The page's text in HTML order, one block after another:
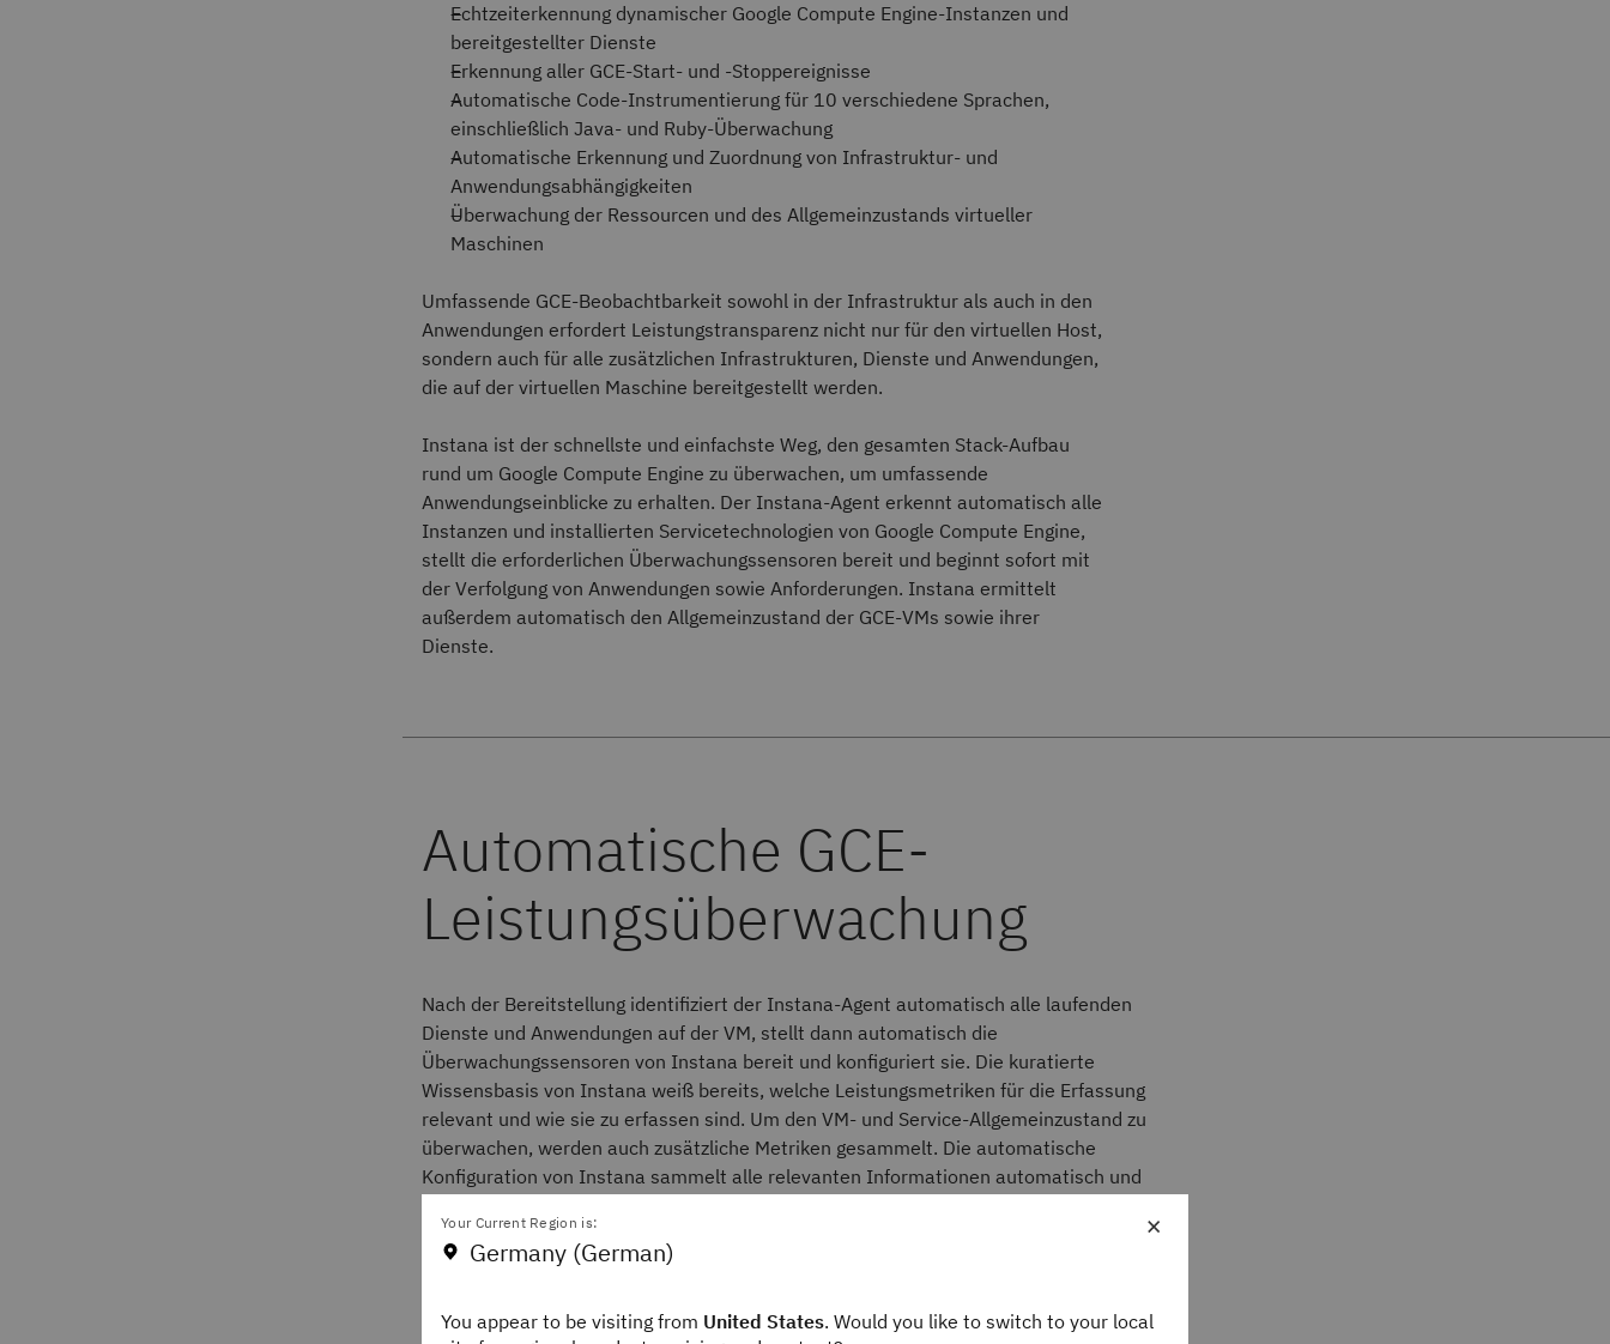
Echtzeiterkennung dynamischer Google Compute Engine-Instanzen und
bereitgestellter Dienste
Erkennung aller GCE-Start- und -Stoppereignisse
Automatische Code-Instrumentierung für 10 verschiedene Sprachen,
einschließlich Java- und Ruby-Überwachung
Automatische Erkennung und Zuordnung von Infrastruktur- und
Anwendungsabhängigkeiten
Überwachung der Ressourcen und des Allgemeinzustands virtueller
Maschinen
Umfassende GCE-Beobachtbarkeit sowohl in der Infrastruktur als auch in den
Anwendungen erfordert Leistungstransparenz nicht nur für den virtuellen Host,
sondern auch für alle zusätzlichen Infrastrukturen, Dienste und Anwendungen,
die auf der virtuellen Maschine bereitgestellt werden.
Instana ist der schnellste und einfachste Weg, den gesamten Stack-Aufbau
rund um Google Compute Engine zu überwachen, um umfassende
Anwendungseinblicke zu erhalten. Der Instana-Agent erkennt automatisch alle
Instanzen und installierten Servicetechnologien von Google Compute Engine,
stellt die erforderlichen Überwachungssensoren bereit und beginnt sofort mit
der Verfolgung von Anwendungen sowie Anforderungen. Instana ermittelt
außerdem automatisch den Allgemeinzustand der GCE-VMs sowie ihrer
Dienste.
Nach der Bereitstellung identifiziert der Instana-Agent automatisch alle laufenden
Dienste und Anwendungen auf der VM, stellt dann automatisch die
Überwachungssensoren von Instana bereit und konfiguriert sie. Die kuratierte
Wissensbasis von Instana weiß bereits, welche Leistungsmetriken für die Erfassung
relevant und wie sie zu erfassen sind. Um den VM- und Service-Allgemeinzustand zu
überwachen, werden auch zusätzliche Metriken gesammelt. Die automatische
Konfiguration von Instana sammelt alle relevanten Informationen automatisch und
Um den Allgemeinzustand des Service zu ermitteln, erfasst der Instana-
Umgebung, um deren Allgemeinzustand zu bestimmen.
×
Your Current Region is:
Germany (German)
You appear to be visiting from United States. Would you like to switch to your local